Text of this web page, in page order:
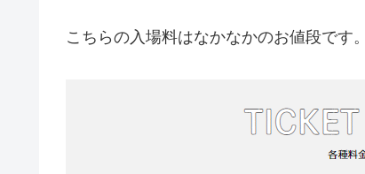
こちらの入場料はなかなかのお値段です。